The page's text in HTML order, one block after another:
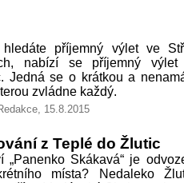
hledáte příjemný výlet ve
nabízí se příjemný výlet
Jedná se o krátkou a
zvládne každý.
15.8.2015
z Teplé do Žlutic
„Panenko Skákavá“ je
místa? Nedaleko